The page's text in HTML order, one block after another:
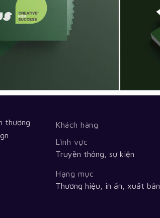
thương
Khách hàng
Lĩnh vực
Truyền thông, sự kiện
Hạng mục
Thương hiệu, in ấn, xuất bản